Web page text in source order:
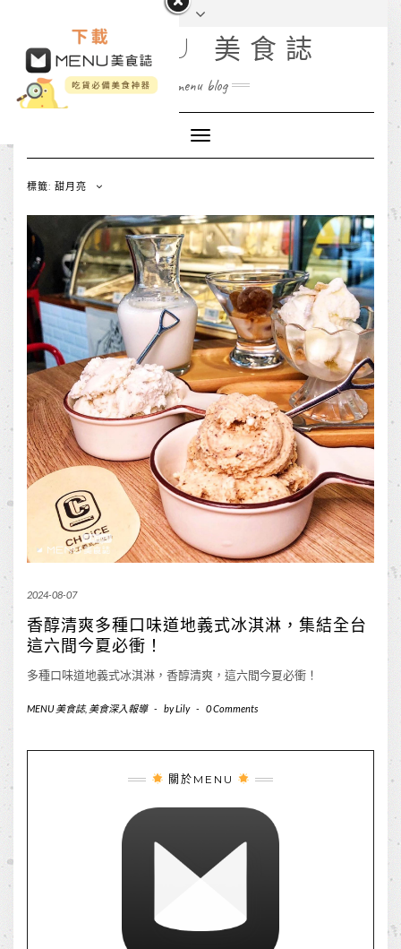
MENU 美食誌
menu blog
Toggle
Navigation
標籤: 甜月亮
2024-08-07
香醇清爽多種口味道地義式冰淇淋，集結全台
這六間今夏必衝！
多種口味道地義式冰淇淋，香醇清爽，這六間今夏必衝！
MENU 美食誌, 美食深入報導 - byLily - 0 Comments
關於MENU